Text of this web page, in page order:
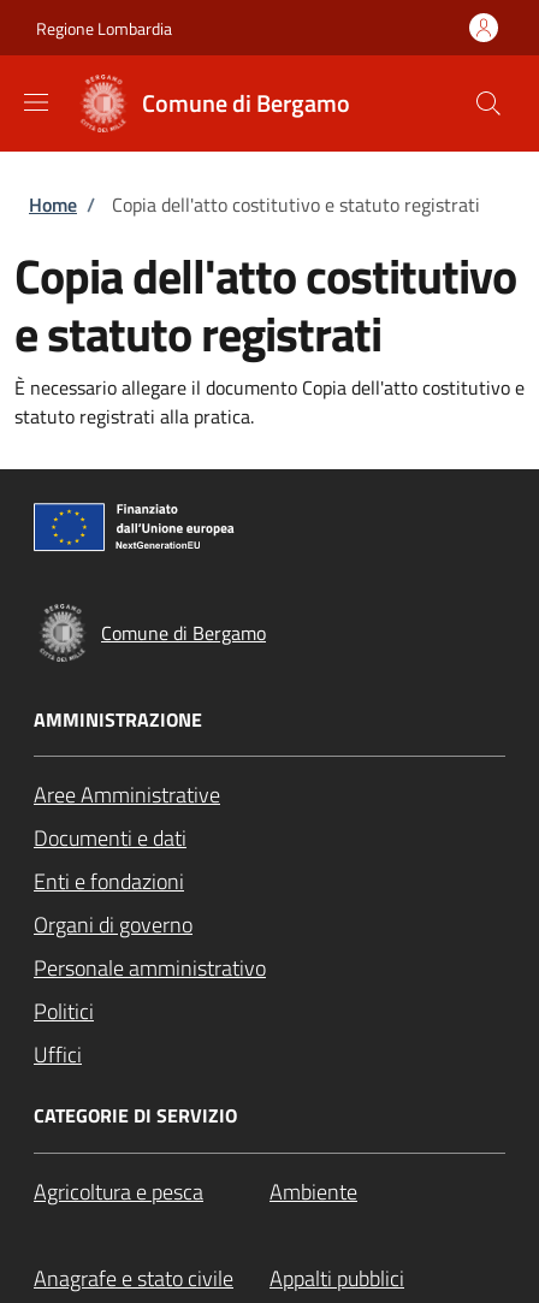
Regione Lombardia
Comune di Bergamo
Briciole di pane
Home / Copia dell'atto costitutivo e statuto registrati
Copia dell'atto costitutivo
e statuto registrati
È necessario allegare il documento Copia dell'atto costitutivo e
statuto registrati alla pratica.
Comune di Bergamo
AMMINISTRAZIONE
Aree Amministrative
Documenti e dati
Enti e fondazioni
Organi di governo
Personale amministrativo
Politici
Uffici
CATEGORIE DI SERVIZIO
Agricoltura e pesca Ambiente
Anagrafe e stato civile Appalti pubblici